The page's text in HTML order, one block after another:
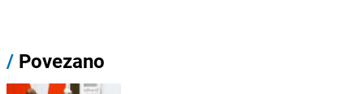
/ Povezano